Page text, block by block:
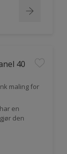
40
maling for
en
den